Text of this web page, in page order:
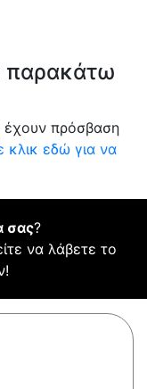
παρακάτω
έχουν πρόσβαση
κλικ εδώ για να
σας?
να λάβετε το